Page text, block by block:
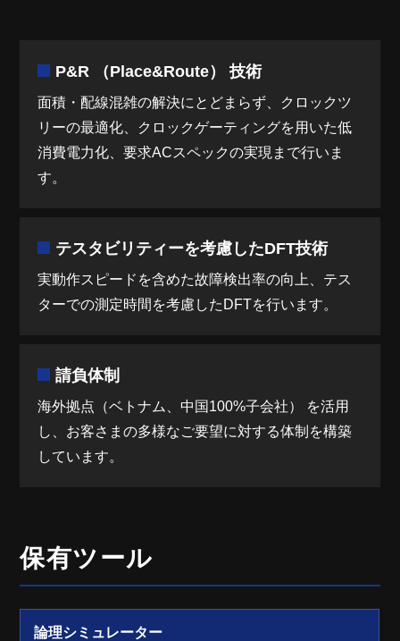
P&R （Place&Route） 技術
面積・配線混雑の解決にとどまらず、クロックツ
リーの最適化、クロックゲーティングを用いた低
消費電力化、要求ACスペックの実現まで行いま
す。
テスタビリティーを考慮したDFT技術
実動作スピードを含めた故障検出率の向上、テス
ターでの測定時間を考慮したDFTを行います。
請負体制
海外拠点（ベトナム、中国100%子会社） を活用
し、お客さまの多様なご要望に対する体制を構築
しています。
保有ツール
論理シミュレーター